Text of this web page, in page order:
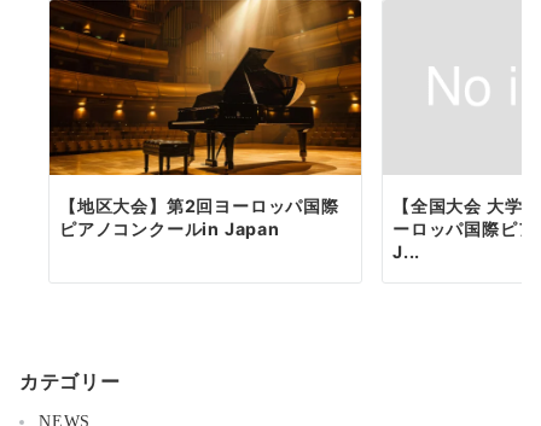
【地区大会】第2回ヨーロッパ国際
ピアノコンクールin Japan
【全国大会 大学
ーロッパ国際ピ
J...
カテゴリー
NEWS